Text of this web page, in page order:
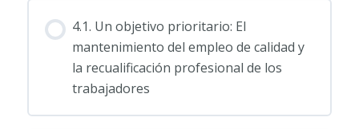
4.1. Un objetivo prioritario: El
mantenimiento del empleo de calidad y
la recualificación profesional de los
trabajadores